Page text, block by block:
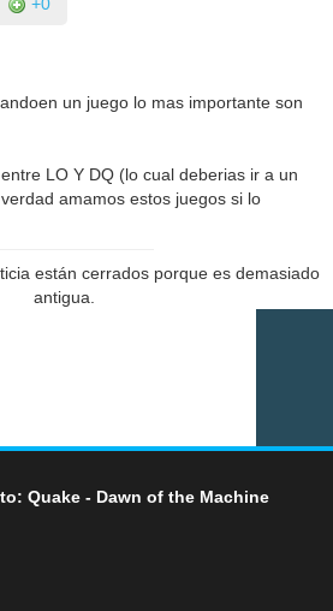
un juego lo mas importante son
LO Y DQ (lo cual deberias ir a un
amamos estos juegos si lo
están cerrados porque es demasiado
antigua.
Quake - Dawn of the Machine